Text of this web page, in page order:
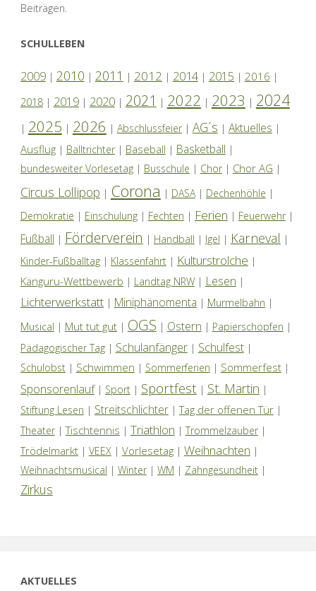
Beiträgen.
SCHULLEBEN
2009| 2010 | 2011 | 2012 | 2014| 2015 | 2016 |
2018| 2019| 2020| 2021 | 2022 | 2023 | 2024
| 2025 | 2026 | Abschlussfeier| AG´s | Aktuelles |
Ausflug| Balltrichter| Baseball | Basketball |
bundesweiter Vorlesetag| Busschule | Chor| Chor AG |
Circus Lollipop | Corona | DASA| Dechenhöhle |
Demokratie | Einschulung| Fechten | Ferien | Feuerwehr|
Fußball | Förderverein | Handball | Igel | Karneval |
Kinder-Fußballtag| Klassenfahrt| Kulturstrolche |
Känguru-Wettbewerb | Landtag NRW| Lesen |
Lichterwerkstatt| Miniphänomenta | Murmelbahn |
Musical | Mut tut gut| OGS | Ostern | Papierschöpfen |
Pädagogischer Tag| Schulanfänger| Schulfest|
Schulobst| Schwimmen | Sommerferien | Sommerfest|
Sponsorenlauf| Sport| Sportfest | St. Martin |
Stiftung Lesen | Streitschlichter|Tag der offenen Tür|
Theater|Tischtennis | Triathlon | Trommelzauber|
Trödelmarkt| VEEX| Vorlesetag| Weihnachten |
Weihnachtsmusical | Winter| WM | Zahngesundheit|
Zirkus
AKTUELLES